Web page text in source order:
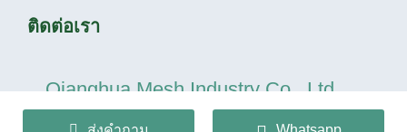
ติดต่อเรา
Qianghua Mesh Industry Co., Ltd